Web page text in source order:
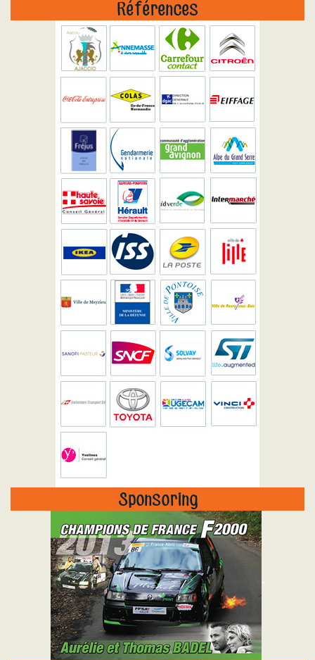
Références
Sponsoring
"